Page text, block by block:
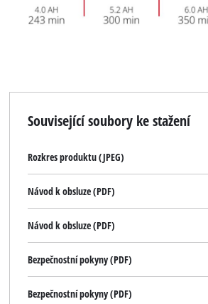
This content is not
Management
Související soubory ke stažení
Rozkres produktu (JPEG)
Návod k obsluze (PDF)
Návod k obsluze (PDF)
Bezpečnostní pokyny (PDF)
Bezpečnostní pokyny (PDF)